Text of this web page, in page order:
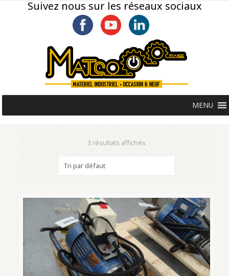
Suivez nous sur les réseaux sociaux
MENU
3 résultats affichés